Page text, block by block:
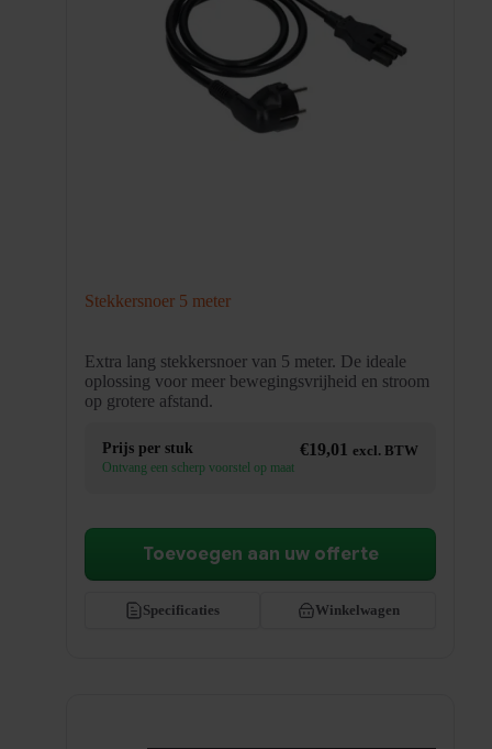
Stekkersnoer 5 meter
Extra lang stekkersnoer van 5 meter. De ideale
oplossing voor meer bewegingsvrijheid en stroom
op grotere afstand.
Prijs per stuk €19,01 excl. BTW
Ontvang een scherp voorstel op maat
Specificaties Winkelwagen
Toevoegen aan uw offerte